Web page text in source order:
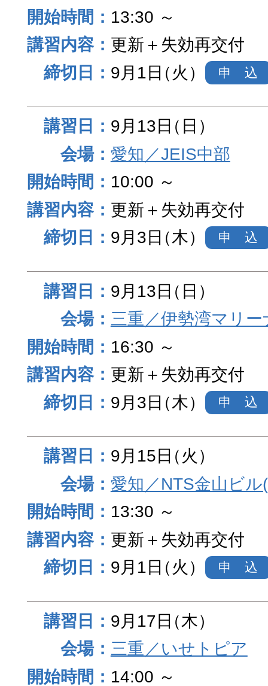
13:30 ～
更新＋失効再交付
9月1日（火） 申 込
9月13日（日）
愛知／JEIS中部
10:00 ～
更新＋失効再交付
9月3日（木） 申 込
9月13日（日）
三重／伊勢湾マリー
16:30 ～
更新＋失効再交付
9月3日（木） 申 込
9月15日（火）
愛知／NTS金山ビ
13:30 ～
更新＋失効再交付
9月1日（火） 申 込
9月17日（木）
三重／いせトピア
14:00 ～